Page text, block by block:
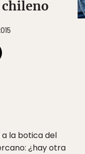
a la botica del
¿hay otra